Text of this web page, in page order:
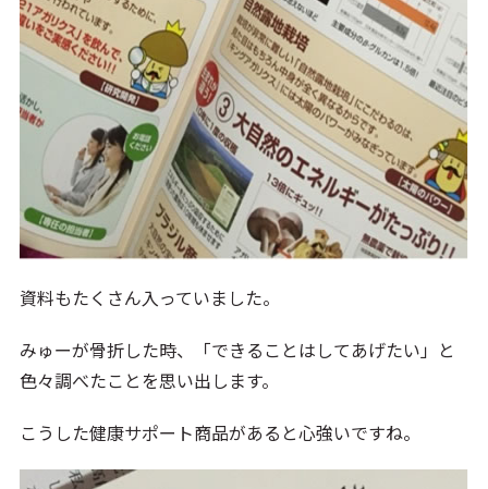
資料もたくさん入っていました。
みゅーが骨折した時、「できることはしてあげたい」と
色々調べたことを思い出します。
こうした健康サポート商品があると心強いですね。